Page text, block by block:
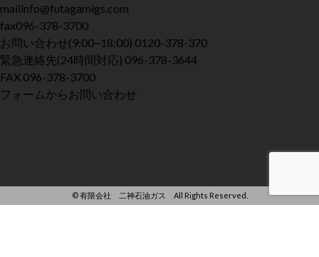
mailinfo@futagamigs.com
fax096-378-3700
お問い合わせ(9:00~18:00) 0120-378-370
緊急連絡先(24時間対応) 096-378-3644
FAX 096-378-3700
フォームからお問い合わせ
© 有限会社 二神石油ガス All Rights Reserved.